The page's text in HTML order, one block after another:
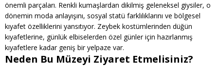
önemli parçaları. Renkli kumaşlardan dikilmiş geleneksel giysiler, o
dönemin moda anlayışını, sosyal statü farklılıklarını ve bölgesel
kıyafet özelliklerini yansıtıyor. Zeybek kostümlerinden düğün
kıyafetlerine, günlük elbiselerden özel günler için hazırlanmış
kıyafetlere kadar geniş bir yelpaze var.
Neden Bu Müzeyi Ziyaret Etmelisiniz?